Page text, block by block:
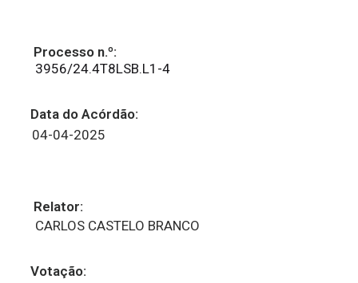
Processo n.º:
3956/24.4T8LSB.L1-4
Data do Acórdão:
04-04-2025
Relator:
CARLOS CASTELO BRANCO
Votação: